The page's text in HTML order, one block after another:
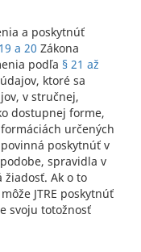
a poskytnúť
a 20 Zákona
podľa § 21 až
ktoré sa
v stručnej,
dostupnej forme,
určených
poskytnúť v
spravidla v
žiadosť. Ak o to
JTRE poskytnúť
svoju totožnosť